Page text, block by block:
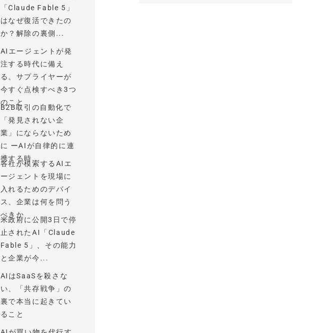
「Claude Fable 5」
はなぜ復活できたの
か？解除の裏側...
AIエージェントが発
注する時代に備え
る、サプライヤーが
今すぐ点検すべき3つ
のこと
B2B取引の自動化で
「発見されない企
業」にならないため
に ーAIが自律的に連
携する時...
各社が模索するAIエ
ージェントを現場に
入れるためのデバイ
ス、企業は何を問う
べきか
米政府に公開3日で停
止されたAI「Claude
Fable 5」、その能力
と企業が今...
AIはSaaSを殺さな
い、「共存戦争」の
裏で本当に起きてい
ること